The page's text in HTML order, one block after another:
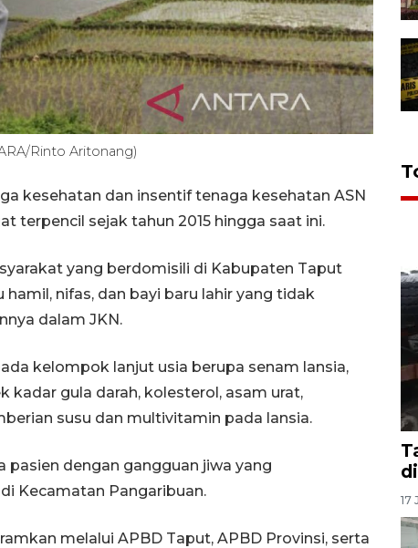
Rinto Aritonang)
kesehatan dan insentif tenaga kesehatan ASN
terpencil sejak tahun 2015 hingga saat ini.
yang berdomisili di Kabupaten Taput
nifas, dan bayi baru lahir yang tidak
dalam JKN.
kelompok lanjut usia berupa senam lansia,
kadar gula darah, kolesterol, asam urat,
susu dan multivitamin pada lansia.
pasien dengan gangguan jiwa yang
Kecamatan Pangaribuan.
melalui APBD Taput, APBD Provinsi, serta
17